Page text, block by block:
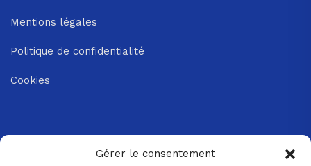
Gérer le consentement
Mentions légales
Politique de confidentialité
Cookies